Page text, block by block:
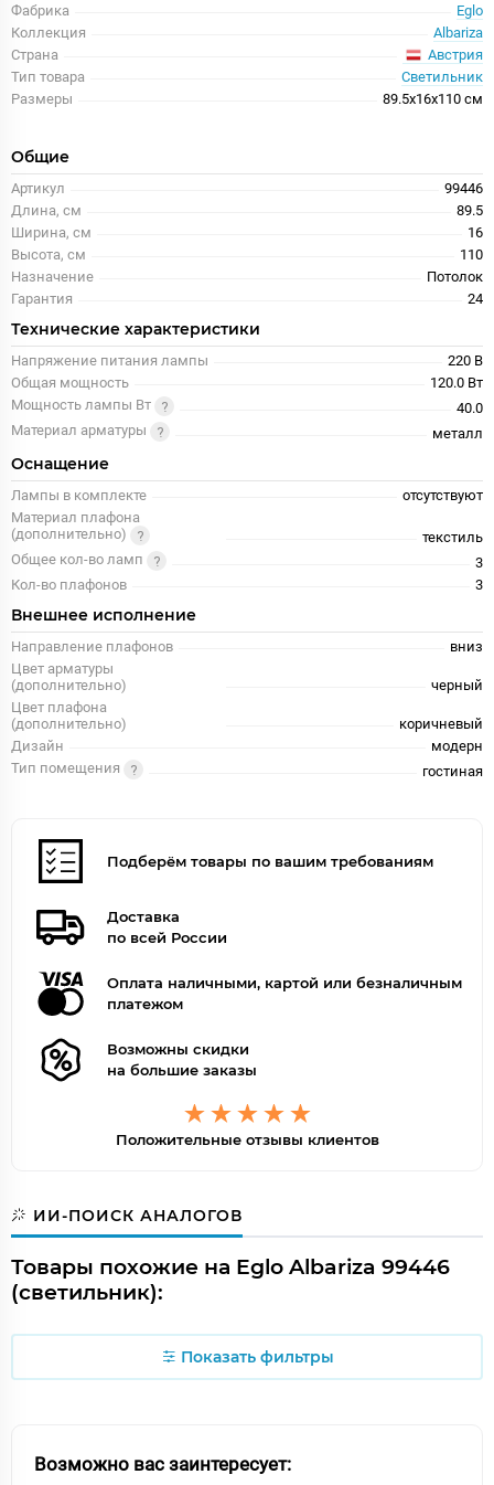
Фабрика
Eglo
Коллекция
Albariza
Страна
Австрия
Тип товара
Светильник
Размеры
89.5x16x110 см
Общие
Артикул
99446
Длина, см
89.5
Ширина, см
16
Высота, см
110
Назначение
Потолок
Гарантия
24
Технические характеристики
Напряжение питания лампы
220 В
Общая мощность
120.0 Вт
Мощность лампы Вт
40.0
Материал арматуры
металл
Оснащение
Лампы в комплекте
отсутствуют
Материал плафона
(дополнительно)
текстиль
Общее кол-во ламп
3
Кол-во плафонов
3
Внешнее исполнение
Направление плафонов
вниз
Цвет арматуры
(дополнительно)
черный
Цвет плафона
(дополнительно)
коричневый
Дизайн
модерн
Тип помещения
гостиная
Подберём товары по вашим требованиям
Доставка
по всей России
Оплата наличными, картой или безналичным
платежом
Возможны скидки
на большие заказы
Положительные отзывы клиентов
ИИ-ПОИСК АНАЛОГОВ
Товары похожие на Eglo Albariza 99446
(светильник):
Показать фильтры
Возможно вас заинтересует: